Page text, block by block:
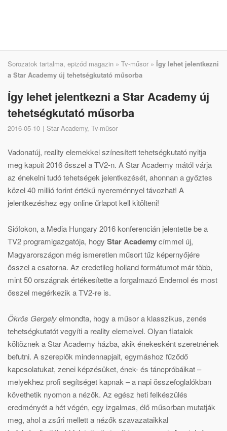
Sorozatok tartalma, epizód magazin » Tv-műsor » Így lehet jelentkezni
a Star Academy új tehetségkutató műsorba
Így lehet jelentkezni a Star Academy új
tehetségkutató műsorba
2016-05-10 Star Academy, Tv-műsor
Vadonatúj, reality elemekkel színesített tehetségkutató nyitja
meg kapuit 2016 ősszel a TV2-n. A Star Academy mától várja
az énekelni tudó tehetségek jelentkezését, ahonnan a győztes
közel 40 millió forint értékű nyereménnyel távozhat! A
jelentkezéshez egy online űrlapot kell kitölteni!
Siófokon, a Media Hungary 2016 konferencián jelentette be a
TV2 programigazgatója, hogy Star Academycímmel új,
Magyarországon még ismeretlen műsort tűz képernyőjére
ősszel a csatorna. Az eredetileg holland formátumot már több,
mint 50 országnak értékesítette a forgalmazó Endemol és most
ősszel megérkezik a TV2-re is.
Ökrös Gergelyelmondta, hogy a műsor a klasszikus, zenés
tehetségkutatót vegyíti a reality elemeivel. Olyan fiatalok
költöznek a Star Academy házba, akik énekesként szeretnének
befutni. A szereplők mindennapjait, egymáshoz fűződő
kapcsolatukat, zenei képzésüket, ének- és táncpróbáikat –
melyekhez profi segítséget kapnak – a napi összefoglalókban
követhetik nyomon a nézők. Az egész heti felkészülés
eredményét a hét végén, egy izgalmas, élő műsorban mutatják
meg, ahol a zsűri mellett a nézők szavazataikkal